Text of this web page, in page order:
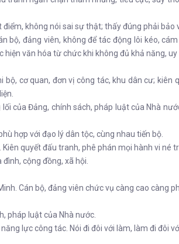
không nói sai sự thật; thấy đúng phải bảo
đảng viên, không để tác động lôi kéo,
văn hóa từ chức khi không đủ khả năng, uy
cơ quan, đơn vị công tác, khu dân cư; kiên
của Đảng, chính sách, pháp luật của Nhà
hợp với đạo lý dân tộc, cùng nhau tiến bộ.
quyết đấu tranh, phê phán mọi hành vi né
cộng đồng, xã hội.
Cán bộ, đảng viên chức vụ càng cao càng
pháp luật của Nhà nước.
lực công tác. Nói đi đôi với làm, làm đi đôi